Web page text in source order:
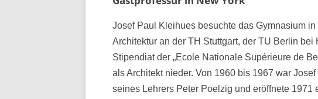
Josef Paul Kleihues besuchte das Gymnasium
Architektur an der TH Stuttgart, der TU Berlin
Stipendiat der „Ecole Nationale Supérieure de
als Architekt nieder. Von 1960 bis 1967 war
seines Lehrers Peter Poelzig und eröffnete